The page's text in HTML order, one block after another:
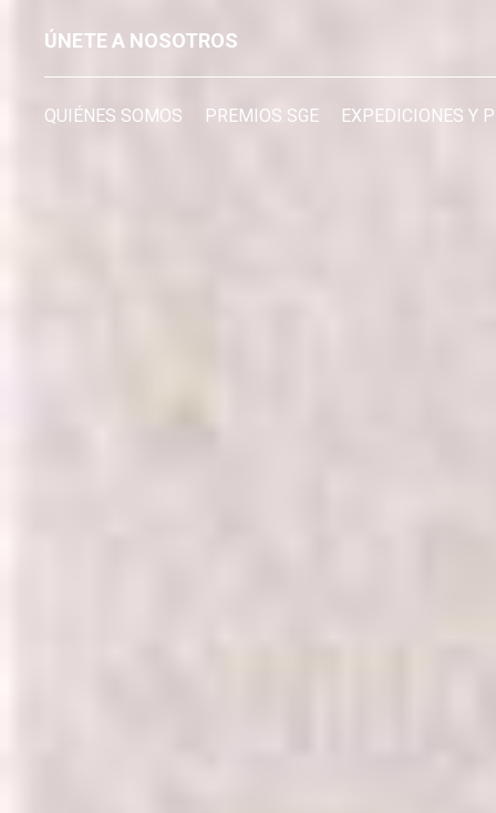
ÚNETE A NOSOTROS
QUIÉNES SOMOS PREMIOS SGE EXPEDICIONES Y